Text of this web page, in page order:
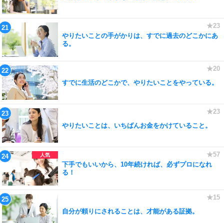
やりたいことの手がかりは、すでに過去のどこかにあ
る。
すでに生活のどこかで、やりたいことをやっている。
やりたいことは、いちばんお金をかけていること。
下手でもいいから、10年続ければ、必ずプロになれ
る！
自分が頼りにされることは、才能がある証拠。